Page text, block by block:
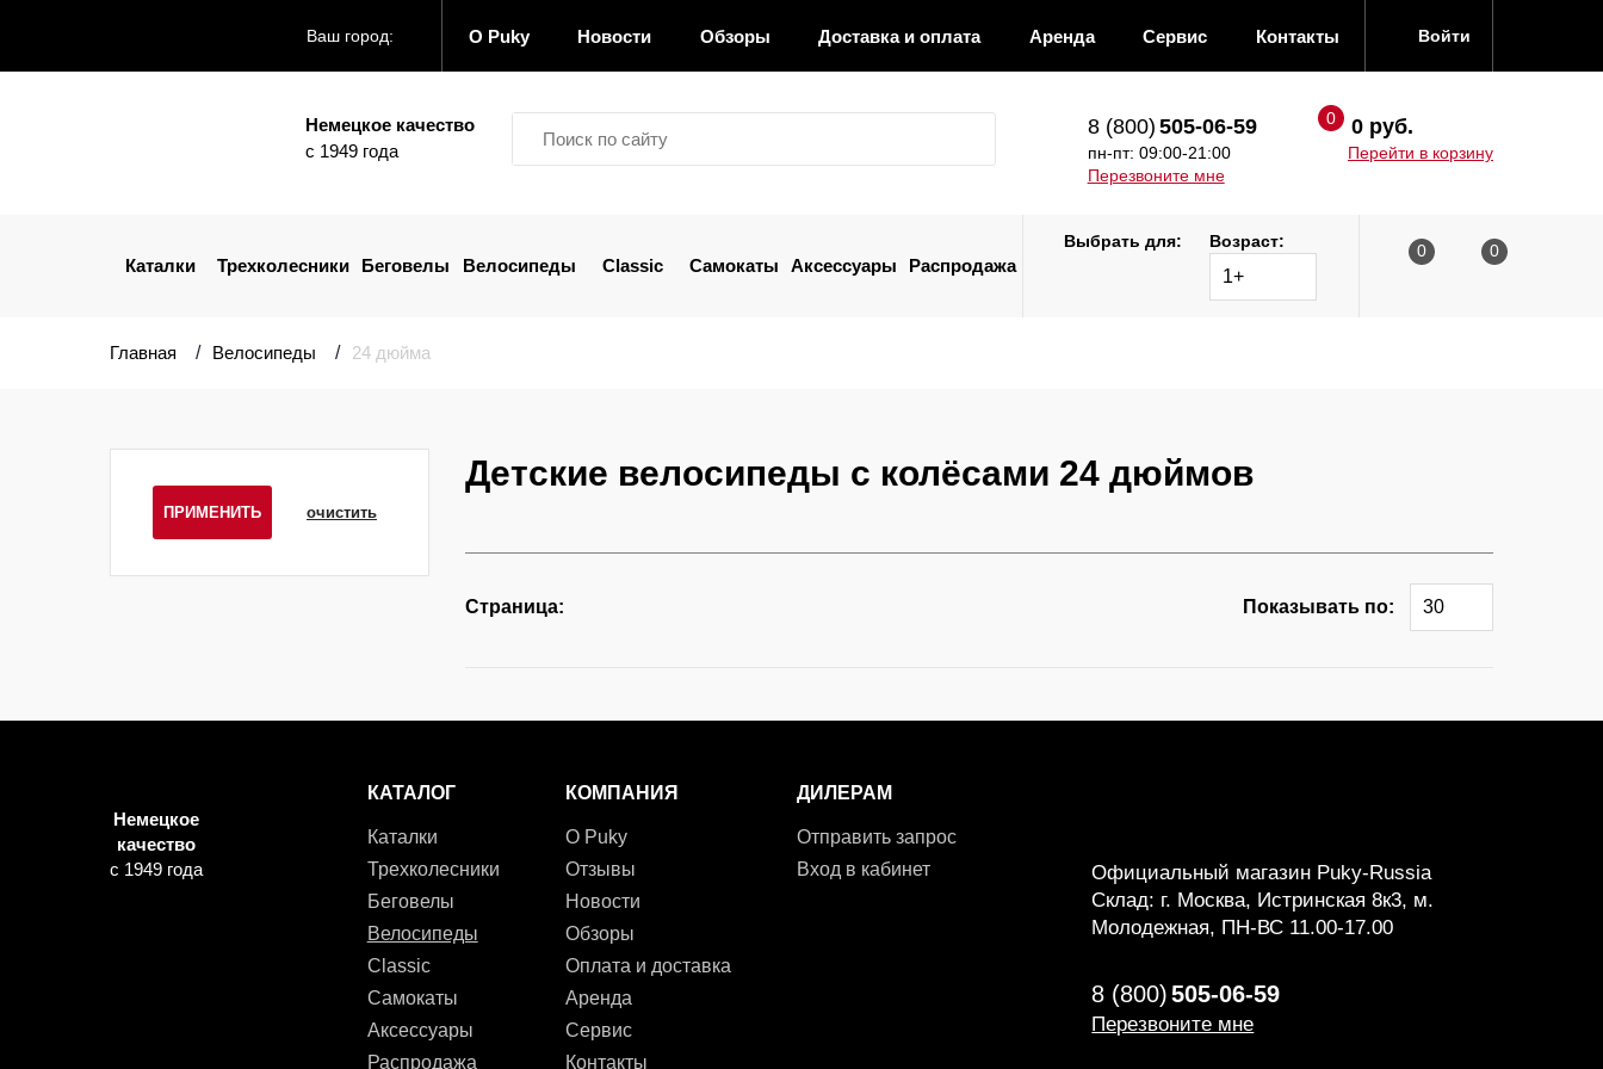
Ваш город: О Puky Новости Обзоры Доставка и оплата Аренда Сервис Контакты Войти
Немецкое качество
с 1949 года
8 (800) 505-06-59
пн-пт: 09:00-21:00
Перезвоните мне
0 руб.
Перейти в корзину
Каталки Трехколесники Беговелы Велосипеды Classic Самокаты Аксессуары Распродажа
Выбрать для: Возраст:
1+
Главная Велосипеды 24 дюйма
ПРИМЕНИТЬ очистить
Детские велосипеды с колёсами 24 дюймов
Страница: Показывать по: 30
Немецкое
качество
с 1949 года
КАТАЛОГ
Каталки
Трехколесники
Беговелы
Велосипеды
Classic
Самокаты
Аксессуары
Распродажа
КОМПАНИЯ
О Puky
Отзывы
Новости
Обзоры
Оплата и доставка
Аренда
Сервис
Контакты
ДИЛЕРАМ
Отправить запрос
Вход в кабинет
Официальный магазин Puky-Russia
Склад: г. Москва, Истринская 8к3, м.
Молодежная, ПН-ВС 11.00-17.00
8 (800)505-06-59
Перезвоните мне